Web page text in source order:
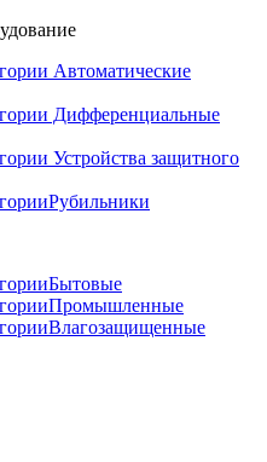
Автоматические
Дифференциальные
Устройства защитного
Рубильники
Бытовые
Промышленные
Влагозащищенные